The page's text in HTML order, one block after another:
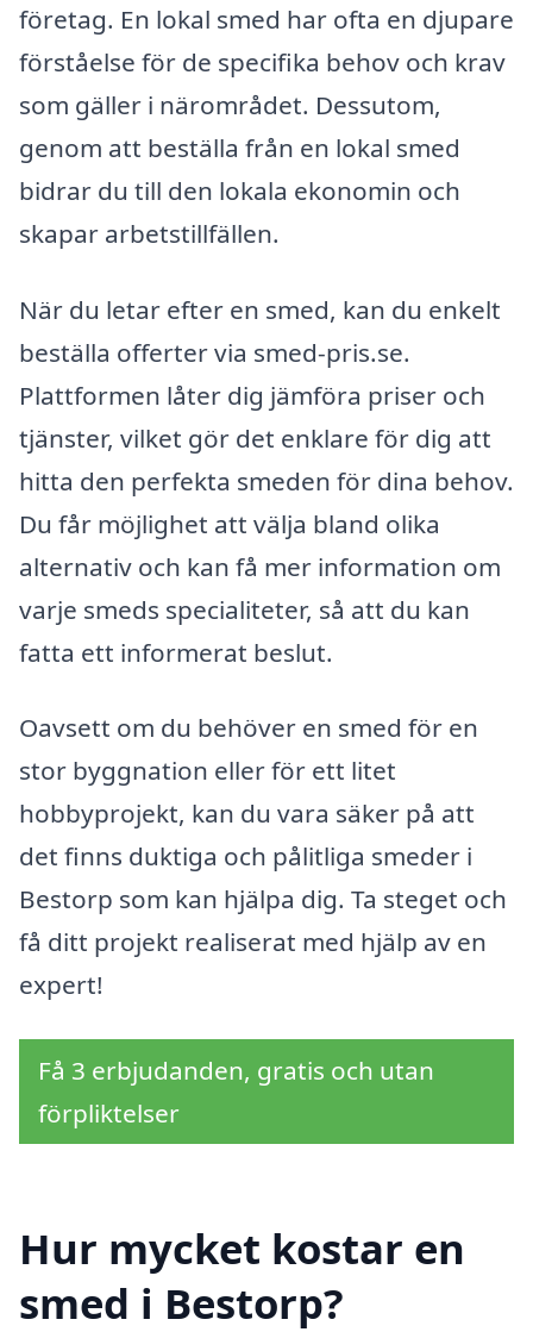
företag. En lokal smed har ofta en djupare
förståelse för de specifika behov och krav
som gäller i närområdet. Dessutom,
genom att beställa från en lokal smed
bidrar du till den lokala ekonomin och
skapar arbetstillfällen.
När du letar efter en smed, kan du enkelt
beställa offerter via smed-pris.se.
Plattformen låter dig jämföra priser och
tjänster, vilket gör det enklare för dig att
hitta den perfekta smeden för dina behov.
Du får möjlighet att välja bland olika
alternativ och kan få mer information om
varje smeds specialiteter, så att du kan
fatta ett informerat beslut.
Oavsett om du behöver en smed för en
stor byggnation eller för ett litet
hobbyprojekt, kan du vara säker på att
det finns duktiga och pålitliga smeder i
Bestorp som kan hjälpa dig. Ta steget och
få ditt projekt realiserat med hjälp av en
expert!
Få 3 erbjudanden, gratis och utan
förpliktelser
Hur mycket kostar en
smed i Bestorp?